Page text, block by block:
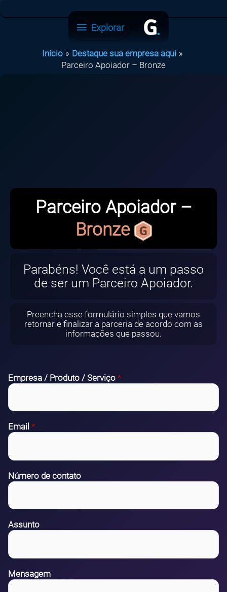
para
Explorar
Explorar
Início
Destaque sua empresa aqui
Parceiro Apoiador – Bronze
Parceiro Apoiador –
Bronze
Parabéns! Você está a um passo
de ser um Parceiro Apoiador.
Preencha esse formulário simples que vamos
retornar e finalizar a parceria de acordo com as
informações que passou.
Empresa / Produto / Serviço *
Email *
Número de contato
Assunto
Mensagem